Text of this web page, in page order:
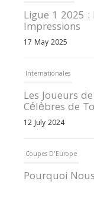
Ligue 1 2025
Impressions
17 May 2025
Internationales
Les Joueurs
Célèbres de
12 July 2024
Coupes D'Europe
Pourquoi